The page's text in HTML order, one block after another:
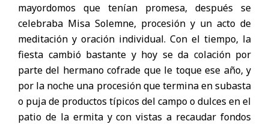
mayordomos que tenían promesa, después se
celebraba Misa Solemne, procesión y un acto de
meditación y oración individual. Con el tiempo, la
fiesta cambió bastante y hoy se da colación por
parte del hermano cofrade que le toque ese año, y
por la noche una procesión que termina en subasta
o puja de productos típicos del campo o dulces en el
patio de la ermita y con vistas a recaudar fondos